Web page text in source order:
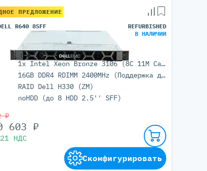
ПРЕДЛОЖЕНИЕ
R640 8SFF
REFURBISHED
В НАЛИЧИИ
1x Intel Xeon Bronze 3106 (8C 11M Cache 1.70 GHz)
16GB DDR4 RDIMM 2400MHz (Поддержка до 3Тб максимально, 24 DIMM портов)
RAID Dell H330 (ZM)
noHDD (до 8 HDD 2.5'' SFF)
₽
603 ₽
НДС
Сконфигурировать